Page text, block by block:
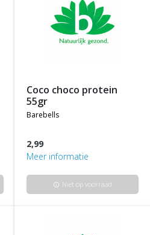
coco choco protein
55gr
barebells
2,99
Meer informatie
info Niet op voorraad